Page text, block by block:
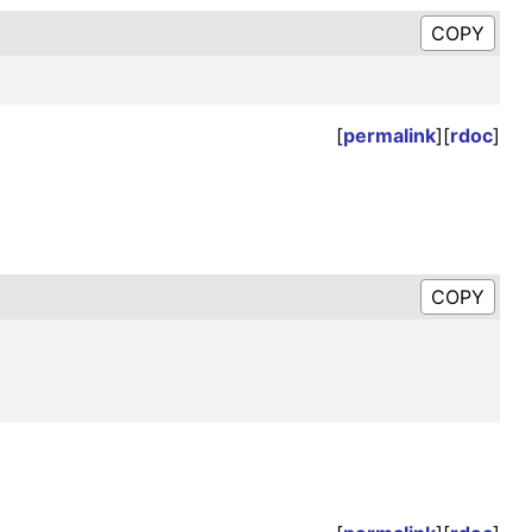
[permalink][rdoc]